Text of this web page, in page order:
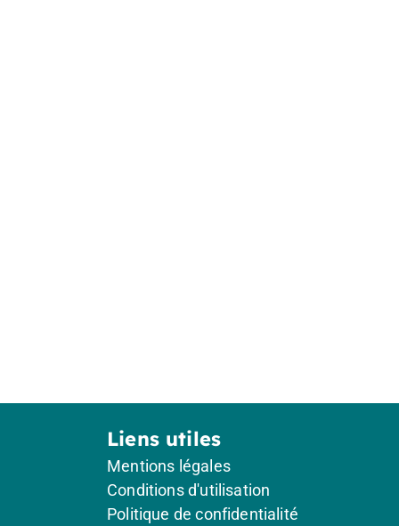
Liens utiles
Mentions légales
Conditions d'utilisation
Politique de confidentialité